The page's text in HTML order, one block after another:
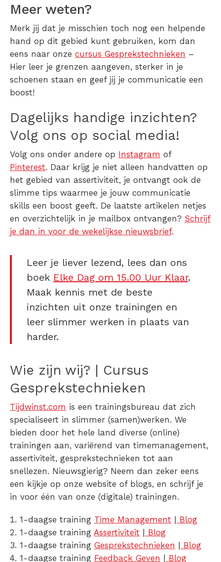
Meer weten?
Merk jij dat je misschien toch nog een helpende
hand op dit gebied kunt gebruiken, kom dan
eens naar onze cursus Gesprekstechnieken –
Hier leer je grenzen aangeven, sterker in je
schoenen staan en geef jij je communicatie een
boost!
Dagelijks handige inzichten?
Volg ons op social media!
Volg ons onder andere op Instagram of
Pinterest. Daar krijg je niet alleen handvatten op
het gebied van assertiviteit, je ontvangt ook de
slimme tips waarmee je jouw communicatie
skills een boost geeft. De laatste artikelen netjes
en overzichtelijk in je mailbox ontvangen? Schrijf
je dan in voor de wekelijkse nieuwsbrief.
Leer je liever lezend, lees dan ons
boek Elke Dag om 15.00 Uur Klaar.
Maak kennis met de beste
inzichten uit onze trainingen en
leer slimmer werken in plaats van
harder.
Wie zijn wij? | Cursus
Gesprekstechnieken
Tijdwinst.com is een trainingsbureau dat zich
specialiseert in slimmer (samen)werken. We
bieden door het hele land diverse (online)
trainingen aan, variërend van timemanagement,
assertiviteit, gesprekstechnieken tot aan
snellezen. Nieuwsgierig? Neem dan zeker eens
een kijkje op onze website of blogs, en schrijf je
in voor één van onze (digitale) trainingen.
1-daagse training Time Management
Blog
1-daagse training Assertiviteit
Blog
1-daagse training Gesprekstechnieken
Blog
1-daagse training Feedback Geven
Blog